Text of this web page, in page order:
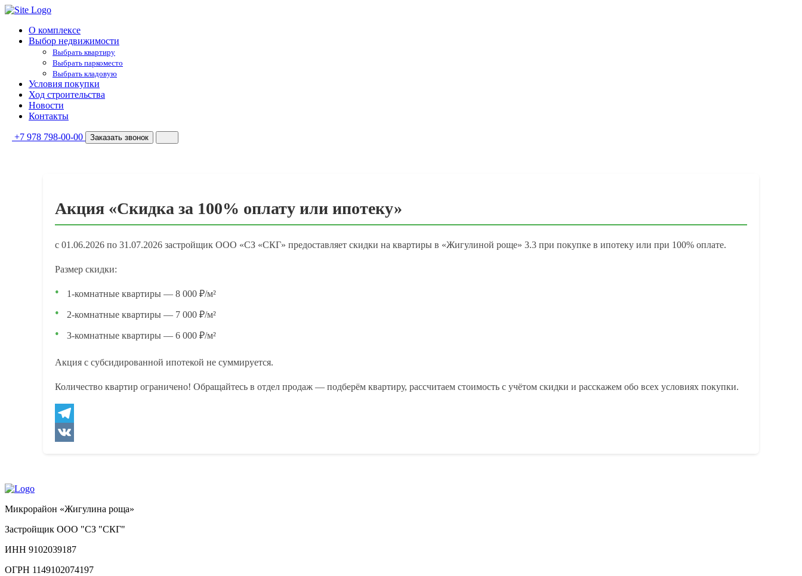
О комплексе
Выбор недвижимости
Выбрать квартиру
Выбрать паркоместо
Выбрать кладовую
Условия покупки
Ход строительства
Новости
Контакты
+7 978 798-00-00 Заказать звонок
Акция «Скидка за 100% оплату или ипотеку»
с 01.06.2026 по 31.07.2026 застройщик ООО «СЗ «СКГ» предоставляет скидки на квартиры в «Жигулиной роще» 3.3 при покупке в ипотеку или при 100% оплате.
Размер скидки:
1-комнатные квартиры — 8 000 ₽/м²
2-комнатные квартиры — 7 000 ₽/м²
3-комнатные квартиры — 6 000 ₽/м²
Акция с субсидированной ипотекой не суммируется.
Количество квартир ограничено! Обращайтесь в отдел продаж — подберём квартиру, рассчитаем стоимость с учётом скидки и расскажем обо всех условиях покупки.
Telegram
Микрорайон «Жигулина роща»
Застройщик ООО "СЗ "СКГ"
ИНН 9102039187
ОГРН 1149102074197